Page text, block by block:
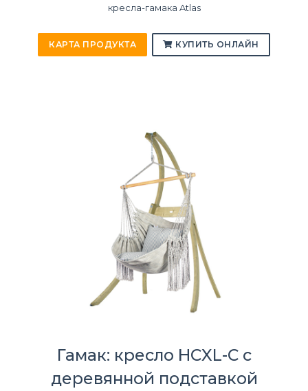
кресла-гамака Atlas
КАРТА ПРОДУКТА КУПИТЬ ОНЛАЙН
Гамак: кресло HCXL-C с
деревянной подставкой